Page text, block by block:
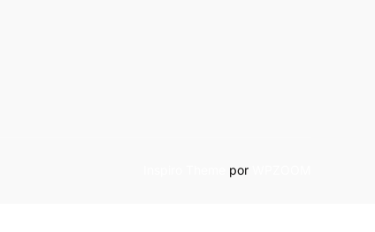
por